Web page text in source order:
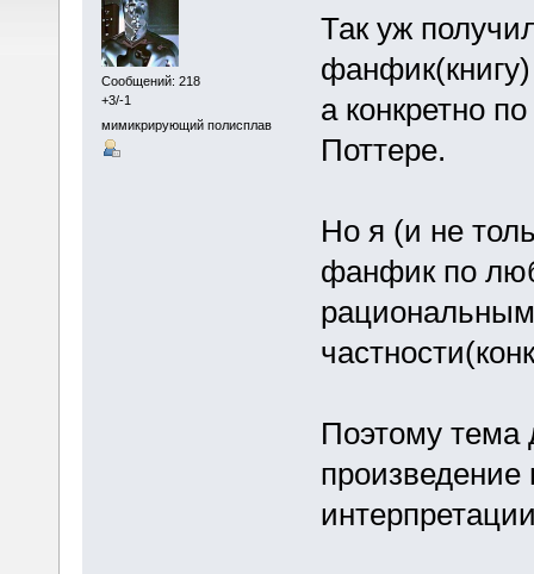
Сообщений: 218
+3/-1
мимикрирующий полисплав
Так уж
а конкретно
Поттере.
Но я (и не
фанфик по
Поэтому тема